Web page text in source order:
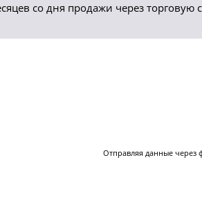
со дня продажи через торговую
Отправляя данные через